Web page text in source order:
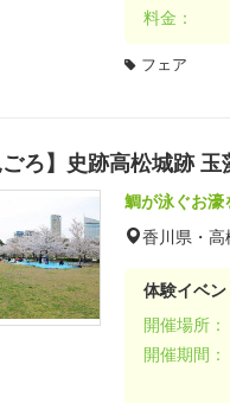
料金：
フェア
ごろ】史跡高松城跡
鯛が泳ぐお濠
香川県・高
体験イベ
開催場所：
開催期間：